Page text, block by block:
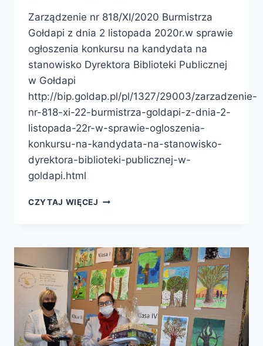
Zarządzenie nr 818/XI/2020 Burmistrza
Gołdapi z dnia 2 listopada 2020r.w sprawie
ogłoszenia konkursu na kandydata na
stanowisko Dyrektora Biblioteki Publicznej
w Gołdapi
http://bip.goldap.pl/pl/1327/29003/zarzadzenie-
nr-818-xi-22-burmistrza-goldapi-z-dnia-2-
listopada-22r-w-sprawie-ogloszenia-
konkursu-na-kandydata-na-stanowisko-
dyrektora-biblioteki-publicznej-w-
goldapi.html
CZYTAJ WIĘCEJ KONKURS
STANOWISKO
DYREKTORA
BIBLIOTEKI
PUBLICZNEJ
W
GOŁDAPI